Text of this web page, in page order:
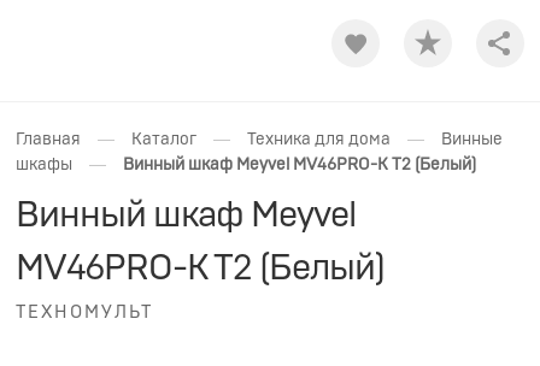
Главная — Каталог — Техника для дома —
Винные
шкафы
— Винный шкаф Meyvel MV46PRO-K T2 (Белый)
Винный шкаф Meyvel
MV46PRO-K T2 (Белый)
ТЕХНОМУЛЬТ